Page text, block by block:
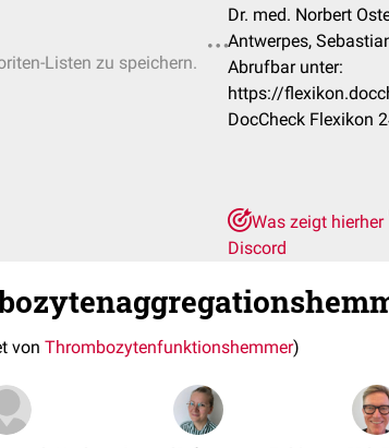
Listen zu speichern.
Dr. med. Norbert
Antwerpes,
Abrufbar unter:
https://
DocCheck Flexikon
Was zeigt hierher
Discord
von Thrombozytenfunktionshemmer)